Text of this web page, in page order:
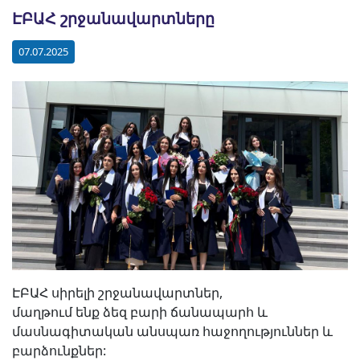
ԷԲԱՀ շրջանավարտները
07.07.2025
ԷԲԱՀ սիրելի շրջանավարտներ,
մաղթում ենք ձեզ բարի ճանապարհ և
մասնագիտական անսպառ հաջողություններ և
բարձունքներ: